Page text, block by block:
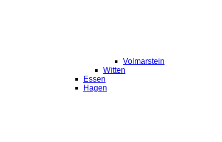
Volmarstein
Witten
Essen
Hagen